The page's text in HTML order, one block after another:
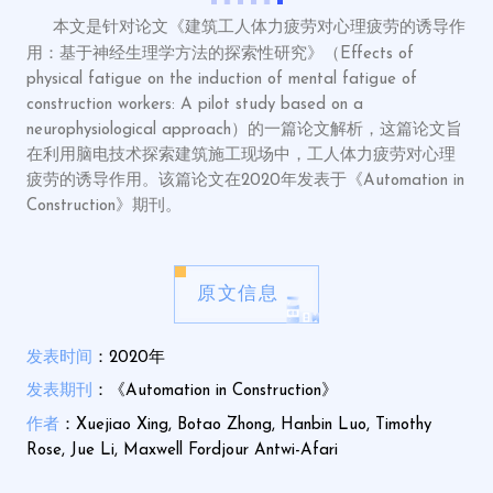
本文是针对论文《建筑工人体力疲劳对心理疲劳的诱导作
用：基于神经生理学方法的探索性研究》（Effects of
physical fatigue on the induction of mental fatigue of
construction workers: A pilot study based on a
neurophysiological approach）的一篇论文解析，这篇论文旨
在利用脑电技术探索建筑施工现场中，工人体力疲劳对心理
疲劳的诱导作用。该篇论文在2020年发表于《Automation in
Construction》期刊。
原文信息
发表时间 ：2020年
发表期刊 ：《Automation in Construction》
作者：Xuejiao Xing, Botao Zhong, Hanbin Luo, Timothy
Rose, Jue Li, Maxwell Fordjour Antwi-Afari